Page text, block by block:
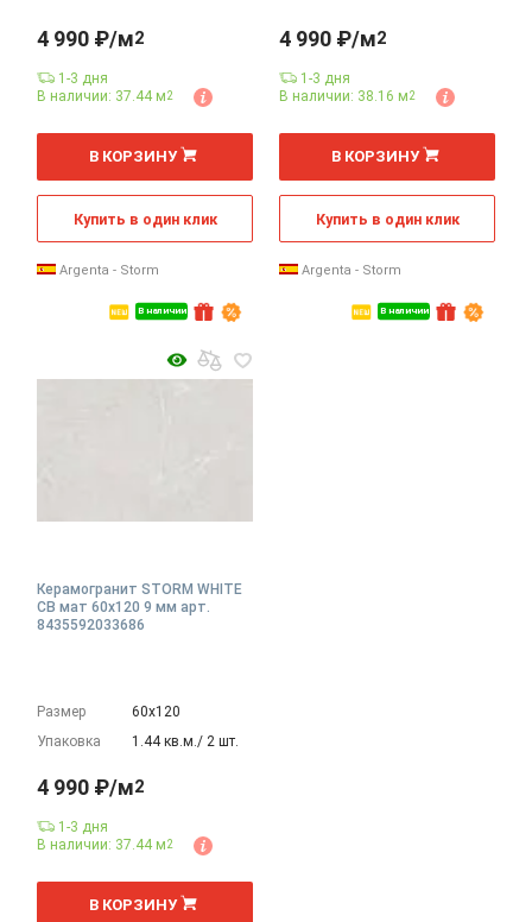
В наличии
4 990 ₽/м2
1-3 дня
В наличии: 37.44 м2
м
В КОРЗИНУ
Купить в один клик
Argenta - Storm
В наличии
4 990 ₽/м2
1-3 дня
В наличии: 38.16 м2
м
В КОРЗИНУ
Купить в один клик
Argenta - Storm
Керамогранит STORM WHITE
CB мат 60x120 9 мм арт.
8435592033686
Размер
60х120
Упаковка
1.44 кв.м./ 2 шт.
4 990 ₽/м2
1-3 дня
В наличии: 37.44 м2
м
В КОРЗИНУ